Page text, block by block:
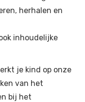
herhalen en
inhoudelijke
je kind op onze
van het
bij het